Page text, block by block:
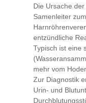
Die Ursache
Samenleiter
entzündliche
Typisch ist eine
mehr vom
Zur Diagnostik
Urin- und